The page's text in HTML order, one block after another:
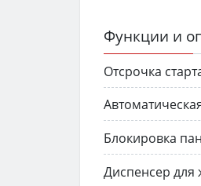
Функции и
Отсрочка
Блокировка
Диспенсер